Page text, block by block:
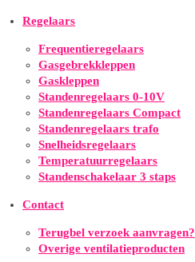
Regelaars
Frequentieregelaars
Gasgebrekkleppen
Gaskleppen
Standenregelaars 0-10V
Standenregelaars Compact
Standenregelaars trafo
Snelheidsregelaars
Temperatuurregelaars
Standenschakelaar 3 staps
Contact
Terugbel verzoek aanvragen?
Overige ventilatieproducten